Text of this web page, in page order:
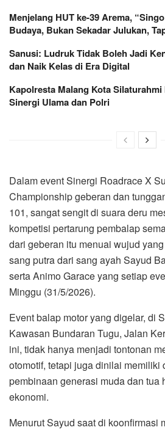
Menjelang HUT ke-39 Arema,
Budaya, Bukan Sekadar Julukan,
Sanusi: Ludruk Tidak Boleh Jadi
dan Naik Kelas di Era Digital
Kapolresta Malang Kota Silaturahmi
Sinergi Ulama dan Polri
Dalam event Sinergi Roadrace X
Championship geberan dan
101, sangat sengit di suara deru
kompetisi pertarung pembalap
dari geberan itu menuai wujud
sang putra dari sang ayah Sayud
serta Animo Garace yang setiap
Minggu (31/5/2026).
Event balap motor yang digelar, di
Kawasan Bundaran Tugu, Jalan
ini, tidak hanya menjadi tontonan
otomotif, tetapi juga dinilai memiliki
pembinaan generasi muda dan tua
ekonomi.
Menurut Sayud saat di koonfirmasi